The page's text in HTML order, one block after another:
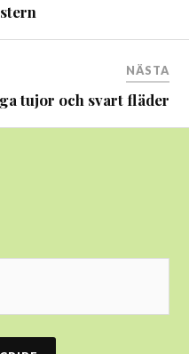
NÄSTA
tujor och svart fläder